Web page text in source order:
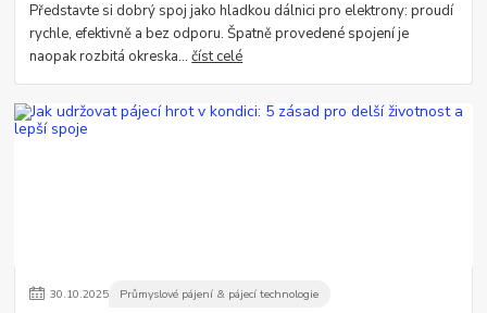
Představte si dobrý spoj jako hladkou dálnici pro elektrony: proudí
rychle, efektivně a bez odporu. Špatně provedené spojení je
naopak rozbitá okreska...číst celé
30.10.2025 Průmyslové pájení & pájecí technologie